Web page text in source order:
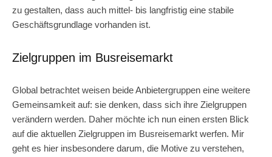
zu gestalten, dass auch mittel- bis langfristig eine stabile
Geschäftsgrundlage vorhanden ist.
Zielgruppen im Busreisemarkt
Global betrachtet weisen beide Anbietergruppen eine weitere
Gemeinsamkeit auf: sie denken, dass sich ihre Zielgruppen
verändern werden. Daher möchte ich nun einen ersten Blick
auf die aktuellen Zielgruppen im Busreisemarkt werfen. Mir
geht es hier insbesondere darum, die Motive zu verstehen,